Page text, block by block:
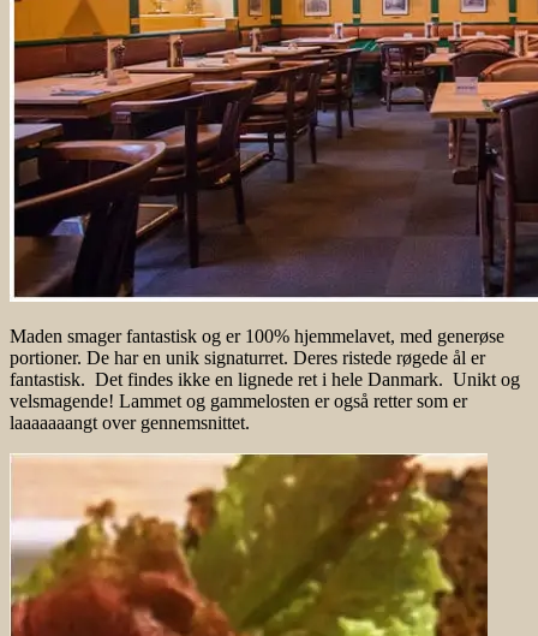
Maden smager fantastisk og er 100% hjemmelavet, med generøse
portioner. De har en unik signaturret. Deres ristede røgede ål er
fantastisk. Det findes ikke en lignede ret i hele Danmark. Unikt og
velsmagende! Lammet og gammelosten er også retter som er
laaaaaaangt over gennemsnittet.